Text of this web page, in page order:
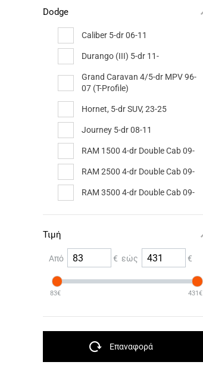
Dodge
Caliber 5-dr 06-11
Durango (III) 5-dr 11-
Grand Caravan 4/5-dr MPV 96-
07 (T-Profile)
Hornet, 5-dr SUV, 23-25
Journey 5-dr 08-11
RAM 1500 4-dr Double Cab 09-
RAM 2500 4-dr Double Cab 09-
RAM 3500 4-dr Double Cab 09-
Τιμή
Από € εώς €
83€ 431€
Επαναφορά